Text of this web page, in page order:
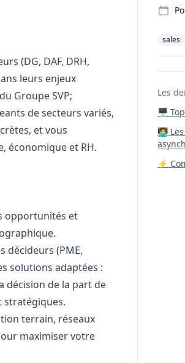
(DG, DAF, DRH,
leurs enjeux
Groupe SVP;
de secteurs variés,
et vous
économique et RH.
opportunités et
décideurs (PME,
solutions adaptées :
décision de la part de
stratégiques.
terrain, réseaux
maximiser votre
sales
Les
🖥️
‍🧑‍💻
⚡